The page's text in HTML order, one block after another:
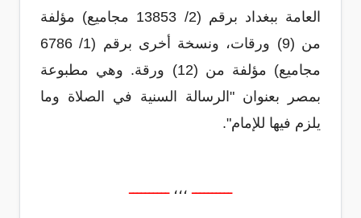
العامة ببغداد برقم (2/ 13853 مجاميع) مؤلفة
من (9) ورقات، ونسخة أخرى برقم (1/ 6786
مجاميع) مؤلفة من (12) ورقة. وهي مطبوعة
بمصر بعنوان "الرسالة السنية في الصلاة وما
يلزم فيها للإمام".
ــــــــــ ،،، ــــــــــ